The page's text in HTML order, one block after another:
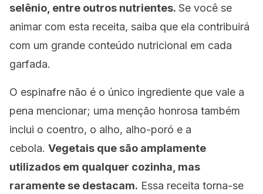
selênio, entre outros nutrientes. Se você se
animar com esta receita, saiba que ela contribuirá
com um grande conteúdo nutricional em cada
garfada.
O espinafre não é o único ingrediente que vale a
pena mencionar; uma menção honrosa também
inclui o coentro, o alho, alho-poró e a
cebola. Vegetais que são amplamente
utilizados em qualquer cozinha, mas
raramente se destacam. Essa receita torna-se